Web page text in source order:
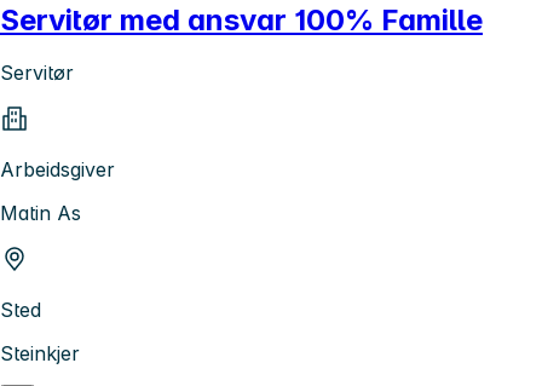
Servitør med ansvar 100% Famille
Servitør
Arbeidsgiver
Matin As
Sted
Steinkjer